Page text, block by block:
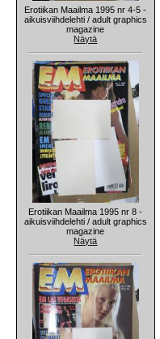
Erotiikan Maailma 1995 nr 4-5 -
aikuisviihdelehti / adult graphics
magazine
Näytä
Erotiikan Maailma 1995 nr 8 -
aikuisviihdelehti / adult graphics
magazine
Näytä